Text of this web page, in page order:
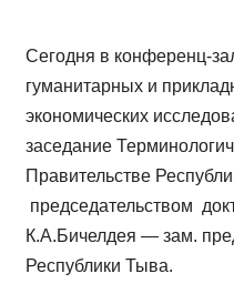
Сегодня в конференц-
гуманитарных и
экономических
заседание
Правительстве
председательством
К.А.Бичелдея — зам.
Республики Тыва.